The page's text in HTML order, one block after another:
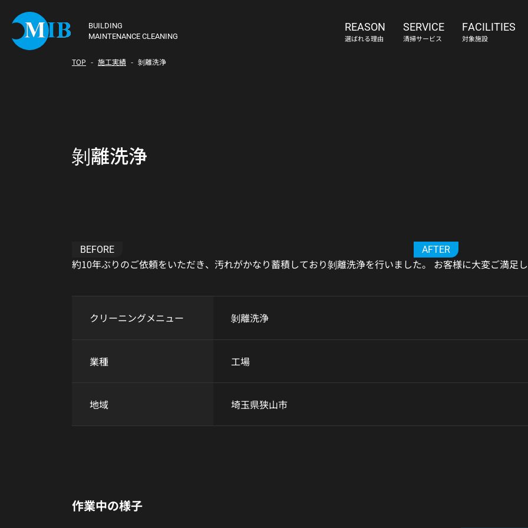
BUILDING
MAINTENANCE CLEANING
REASON
選ばれる理由
SERVICE
清掃サービス
FACILITIES
対象施設
TOP 施工実績 剝離洗浄
剝離洗浄
BEFORE AFTER
約10年ぶりのご依頼をいただき、汚れがかなり蓄積しており剝離洗浄を行いました。 お客様に大変ご満足し
クリーニングメニュー 剝離洗浄
業種 工場
地域 埼玉県狭山市
作業中の様子